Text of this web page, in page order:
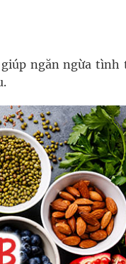
ngăn ngừa tình